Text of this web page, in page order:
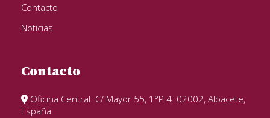
Contacto
Noticias
Contacto
Oficina Central: C/ Mayor 55, 1°P.4. 02002, Albacete,
España